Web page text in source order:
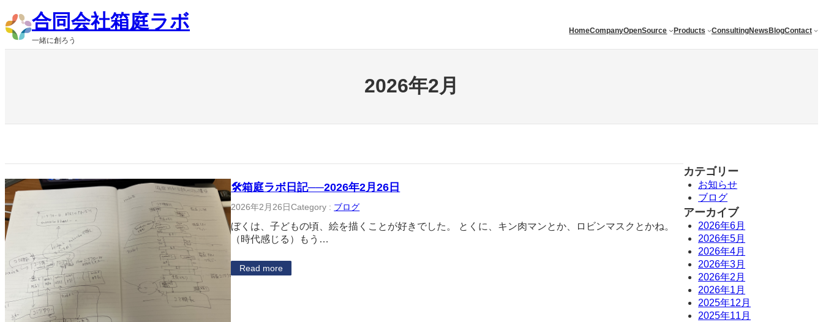
容
を
ス
合同会社箱庭ラボ
一緒に創ろう
HomeCompanyOpenSource Products ConsultingNews BlogContact
2026年2月
🛠箱庭ラボ日記──2026年2月26日
2026年2月26日Category : ブログ
ぼくは、子どもの頃、絵を描くことが好きでした。 とくに、キン肉マンとか、ロビンマスクとかね。
（時代感じる）もう…
Read more
カテゴリー
お知らせ
ブログ
アーカイブ
2026年6月
2026年5月
2026年4月
2026年3月
2026年2月
2026年1月
2025年12月
2025年11月